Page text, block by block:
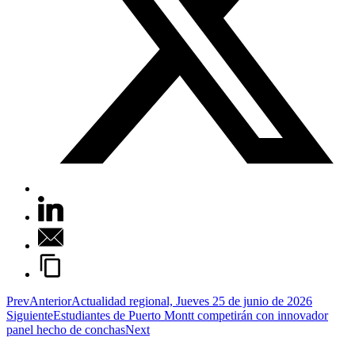
PrevAnteriorActualidad regional, Jueves 25 de junio de 2026
SiguienteEstudiantes de Puerto Montt competirán con innovador
panel hecho de conchasNext